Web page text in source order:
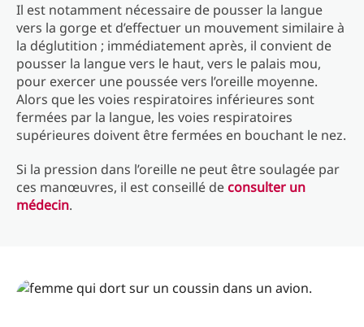
Il est notamment nécessaire de pousser la langue
vers la gorge et d’effectuer un mouvement similaire à
la déglutition ; immédiatement après, il convient de
pousser la langue vers le haut, vers le palais mou,
pour exercer une poussée vers l’oreille moyenne.
Alors que les voies respiratoires inférieures sont
fermées par la langue, les voies respiratoires
supérieures doivent être fermées en bouchant le nez.
Si la pression dans l’oreille ne peut être soulagée par
ces manœuvres, il est conseillé deconsulter un
médecin.